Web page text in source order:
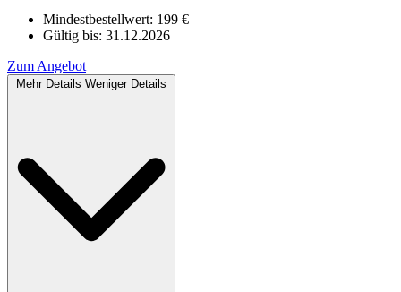
Mindestbestellwert: 199 €
Gültig bis: 31.12.2026
Zum Angebot
Mehr Details Weniger Details